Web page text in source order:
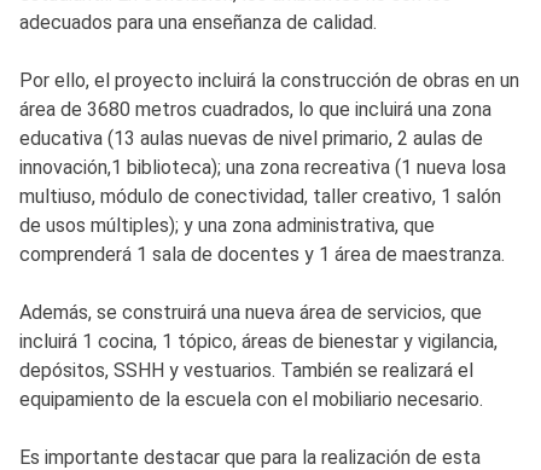
adecuados para una enseñanza de calidad.
Por ello, el proyecto incluirá la construcción de obras en un
área de 3680 metros cuadrados, lo que incluirá una zona
educativa (13 aulas nuevas de nivel primario, 2 aulas de
innovación,1 biblioteca); una zona recreativa (1 nueva losa
multiuso, módulo de conectividad, taller creativo, 1 salón
de usos múltiples); y una zona administrativa, que
comprenderá 1 sala de docentes y 1 área de maestranza.
Además, se construirá una nueva área de servicios, que
incluirá 1 cocina, 1 tópico, áreas de bienestar y vigilancia,
depósitos, SSHH y vestuarios. También se realizará el
equipamiento de la escuela con el mobiliario necesario.
Es importante destacar que para la realización de esta